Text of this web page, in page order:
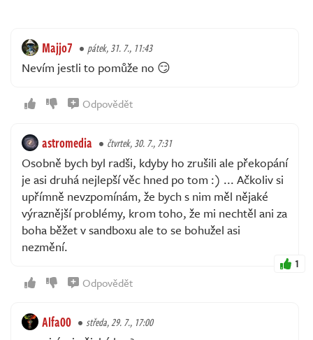
Majjo7 pátek, 31. 7., 11:43
Nevím jestli to pomůže no 😏
Odpovědět
astromedia čtvrtek, 30. 7., 7:31
Osobně bych byl radši, kdyby ho zrušili ale překopání
je asi druhá nejlepší věc hned po tom :) ... Ačkoliv si
upřímně nevzpomínám, že bych s nim měl nějaké
výraznější problémy, krom toho, že mi nechtěl ani za
boha běžet v sandboxu ale to se bohužel asi
nezmění.
1
Odpovědět
Alfa00 středa, 29. 7., 17:00